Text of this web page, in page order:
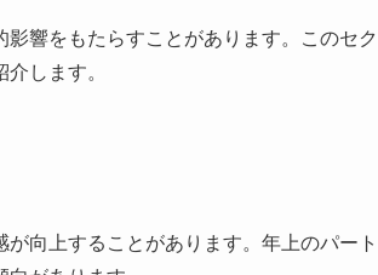
響をもたらすことがあります。このセク
します。
向上することがあります。年上のパート